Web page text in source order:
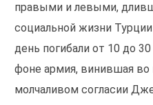
правыми и левыми,
социальной жизни
день погибали от 10 до
фоне армия, винившая
молчаливом согласии